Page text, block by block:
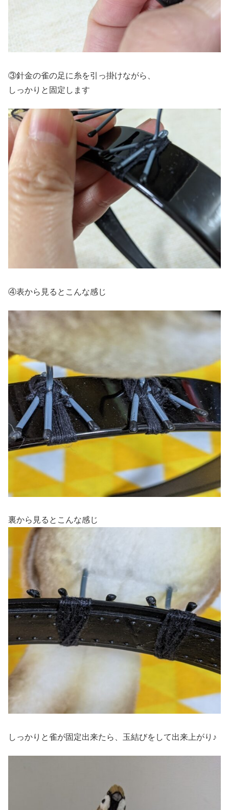
③針金の雀の足に糸を引っ掛けながら、
しっかりと固定します
④表から見るとこんな感じ
裏から見るとこんな感じ
しっかりと雀が固定出来たら、玉結びをして出来上がり♪